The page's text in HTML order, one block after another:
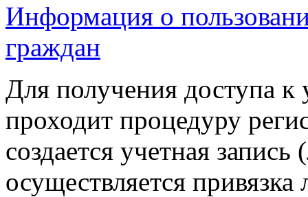
Информация о
граждан
Для получения доступа к
проходит процедуру
создается учетная
осуществляется привязка